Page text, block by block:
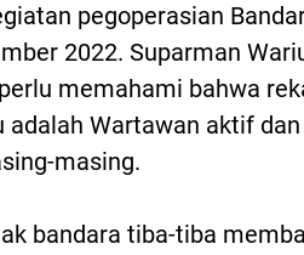
pegoperasian
2022. Suparman
memahami bahwa
Wartawan aktif
masing.
bandara tiba-tiba